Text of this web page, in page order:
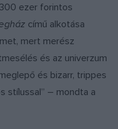
ezer forintos
című alkotása
mert merész
és az univerzum
és bizarr, trippes
stílussal” – mondta a